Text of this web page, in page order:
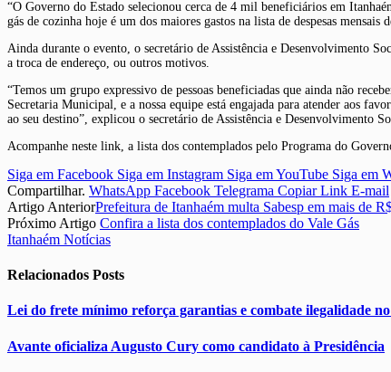
“O Governo do Estado selecionou cerca de 4 mil beneficiários em
gás de cozinha hoje é um dos maiores gastos na lista de despesas
Ainda durante o evento, o secretário de Assistência e Desenvolvimento
a troca de endereço, ou outros motivos.
“Temos um grupo expressivo de pessoas beneficiadas que ainda não
Secretaria Municipal, e a nossa equipe está engajada para atender aos
ao seu destino”, explicou o secretário de Assistência e Desenvolvimento
Acompanhe neste link, a lista dos contemplados pelo Programa do
Siga em Facebook Siga em Instagram Siga em YouTube Siga em
Compartilhar. WhatsApp Facebook Telegrama Copiar Link E-mail
Artigo AnteriorPrefeitura de Itanhaém multa Sabesp em mais de
Próximo Artigo Confira a lista dos contemplados do Vale Gás
Itanhaém Notícias
Relacionados Posts
Lei do frete mínimo reforça garantias e combate ilegalidade
Avante oficializa Augusto Cury como candidato à Presidência